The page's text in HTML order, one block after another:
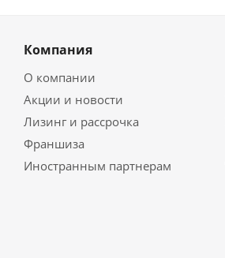
Компания
О компании
Акции и новости
Лизинг и рассрочка
Франшиза
Иностранным партнерам